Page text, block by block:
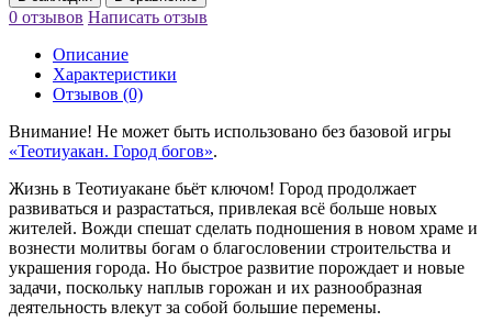
0 отзывов Написать отзыв
Описание
Характеристики
Отзывов (0)
Внимание! Не может быть использовано без базовой игры
«Теотиуакан. Город богов».
Жизнь в Теотиуакане бьёт ключом! Город продолжает
развиваться и разрастаться, привлекая всё больше новых
жителей. Вожди спешат сделать подношения в новом храме и
вознести молитвы богам о благословении строительства и
украшения города. Но быстрое развитие порождает и новые
задачи, поскольку наплыв горожан и их разнообразная
деятельность влекут за собой большие перемены.